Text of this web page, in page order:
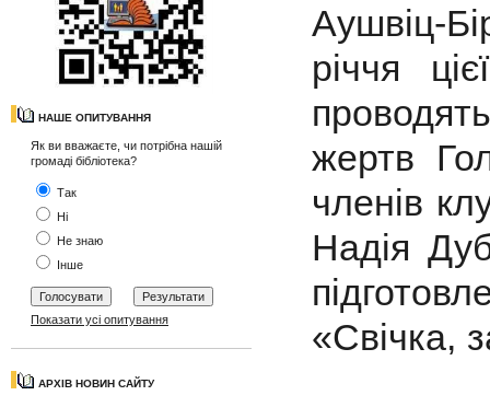
НАШЕ ОПИТУВАННЯ
Як ви вважаєте, чи потрібна нашій
громаді бібліотека?
Так
Ні
Не знаю
Інше
Показати усі опитування
АРХІВ НОВИН САЙТУ
Аушвіц-
річчя
жертв
членів
Надія
«Свічка,